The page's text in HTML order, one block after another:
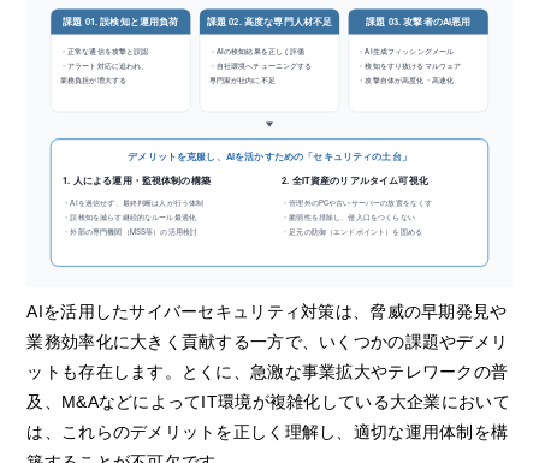
課題 01. 誤検知と運用負荷
・正常な通信を攻撃と誤認
・アラート対応に追われ、
業務負担が増大する
課題 02. 高度な専門人材不足
・AIの検知結果を正しく評価
・自社環境へチューニングする
専門家が社内に不足
課題 03. 攻撃者のAI悪用
・AI生成フィッシングメール
・検知をすり抜けるマルウェア
・攻撃自体が高度化・高速化
デメリットを克服し、AIを活かすための「セキュリティの土台」
1. 人による運用・監視体制の構築
・AIを過信せず、最終判断は人が行う体制
・誤検知を減らす継続的なルール最適化
・外部の専門機関（MSS等）の活用検討
2. 全IT資産のリアルタイム可視化
・管理外のPCや古いサーバーの放置をなくす
・脆弱性を排除し、侵入口をつくらない
・足元の防御（エンドポイント）を固める
AIを活用したサイバーセキュリティ対策は、脅威の早期発見や
業務効率化に大きく貢献する一方で、いくつかの課題やデメリ
ットも存在します。とくに、急激な事業拡大やテレワークの普
及、M&AなどによってIT環境が複雑化している大企業において
は、これらのデメリットを正しく理解し、適切な運用体制を構